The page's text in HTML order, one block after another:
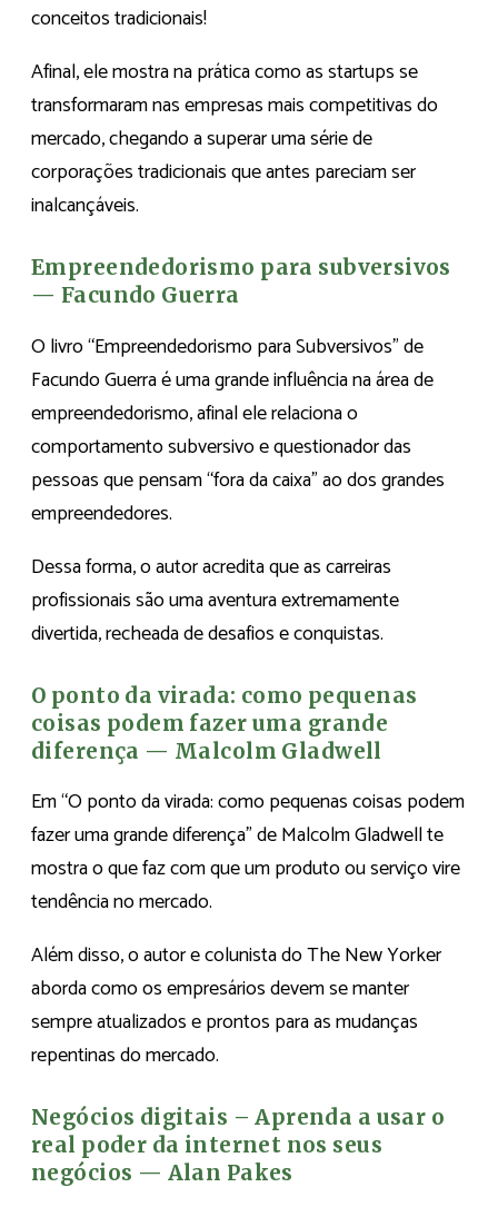
conceitos tradicionais!
Afinal, ele mostra na prática como as startups se
transformaram nas empresas mais competitivas do
mercado, chegando a superar uma série de
corporações tradicionais que antes pareciam ser
inalcançáveis.
Empreendedorismo para subversivos
— Facundo Guerra
O livro “Empreendedorismo para Subversivos” de
Facundo Guerra é uma grande influência na área de
empreendedorismo, afinal ele relaciona o
comportamento subversivo e questionador das
pessoas que pensam “fora da caixa” ao dos grandes
empreendedores.
Dessa forma, o autor acredita que as carreiras
profissionais são uma aventura extremamente
divertida, recheada de desafios e conquistas.
O ponto da virada: como pequenas
coisas podem fazer uma grande
diferença — Malcolm Gladwell
Em “O ponto da virada: como pequenas coisas podem
fazer uma grande diferença” de Malcolm Gladwell te
mostra o que faz com que um produto ou serviço vire
tendência no mercado.
Além disso, o autor e colunista do The New Yorker
aborda como os empresários devem se manter
sempre atualizados e prontos para as mudanças
repentinas do mercado.
Negócios digitais – Aprenda a usar o
real poder da internet nos seus
negócios — Alan Pakes